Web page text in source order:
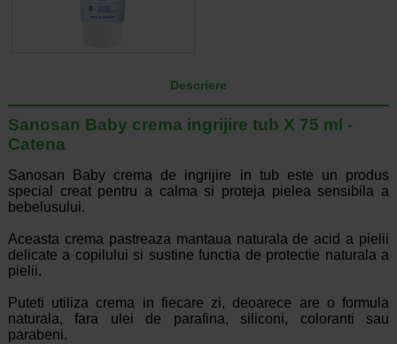
Descriere
Sanosan Baby crema ingrijire tub X 75 ml -
Catena
Sanosan Baby crema de ingrijire in tub este un produs
special creat pentru a calma si proteja pielea sensibila a
bebelusului.
Aceasta crema pastreaza mantaua naturala de acid a pielii
delicate a copilului si sustine functia de protectie naturala a
pielii.
Puteti utiliza crema in fiecare zi, deoarece are o formula
naturala, fara ulei de parafina, siliconi, coloranti sau
parabeni.